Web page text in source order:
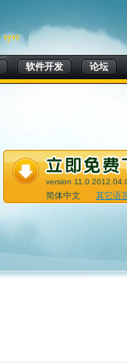
软件开发 论坛
version 11.0
简体中文 其它语